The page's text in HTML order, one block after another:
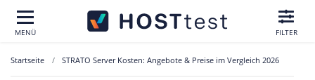
MENÜ FILTER
Startseite STRATO Server Kosten: Angebote & Preise im Vergleich 2026